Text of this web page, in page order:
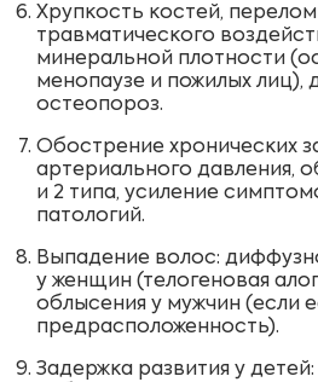
Хрупкость костей,
травматического
минеральной плотности
менопаузе и пожилых лиц),
остеопороз.
Обострение хронических
артериального давления,
и 2 типа, усиление
патологий.
Выпадение волос:
у женщин (телогеновая
облысения у мужчин (если
предрасположенность).
Задержка развития у